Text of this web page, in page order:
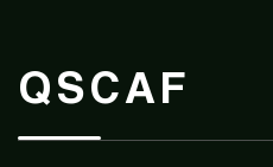
QSCAF